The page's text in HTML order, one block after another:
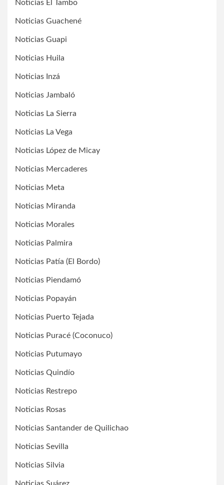
Noticias El Tambo
Noticias Guachené
Noticias Guapi
Noticias Huila
Noticias Inzá
Noticias Jambaló
Noticias La Sierra
Noticias La Vega
Noticias López de Micay
Noticias Mercaderes
Noticias Meta
Noticias Miranda
Noticias Morales
Noticias Palmira
Noticias Patía (El Bordo)
Noticias Piendamó
Noticias Popayán
Noticias Puerto Tejada
Noticias Puracé (Coconuco)
Noticias Putumayo
Noticias Quindío
Noticias Restrepo
Noticias Rosas
Noticias Santander de Quilichao
Noticias Sevilla
Noticias Silvia